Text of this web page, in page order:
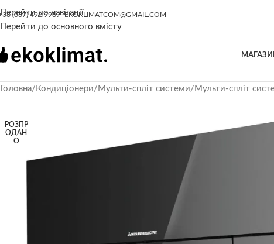
Перейти до навігації
Перейти до основного вмісту
(067) 492 9969 EKOKLIMATCOM@GMAIL.COM
Головна/ Кондиціонери/ Мульти-спліт системи/ Мульти-спліт
РОЗПР
ОДАН
О